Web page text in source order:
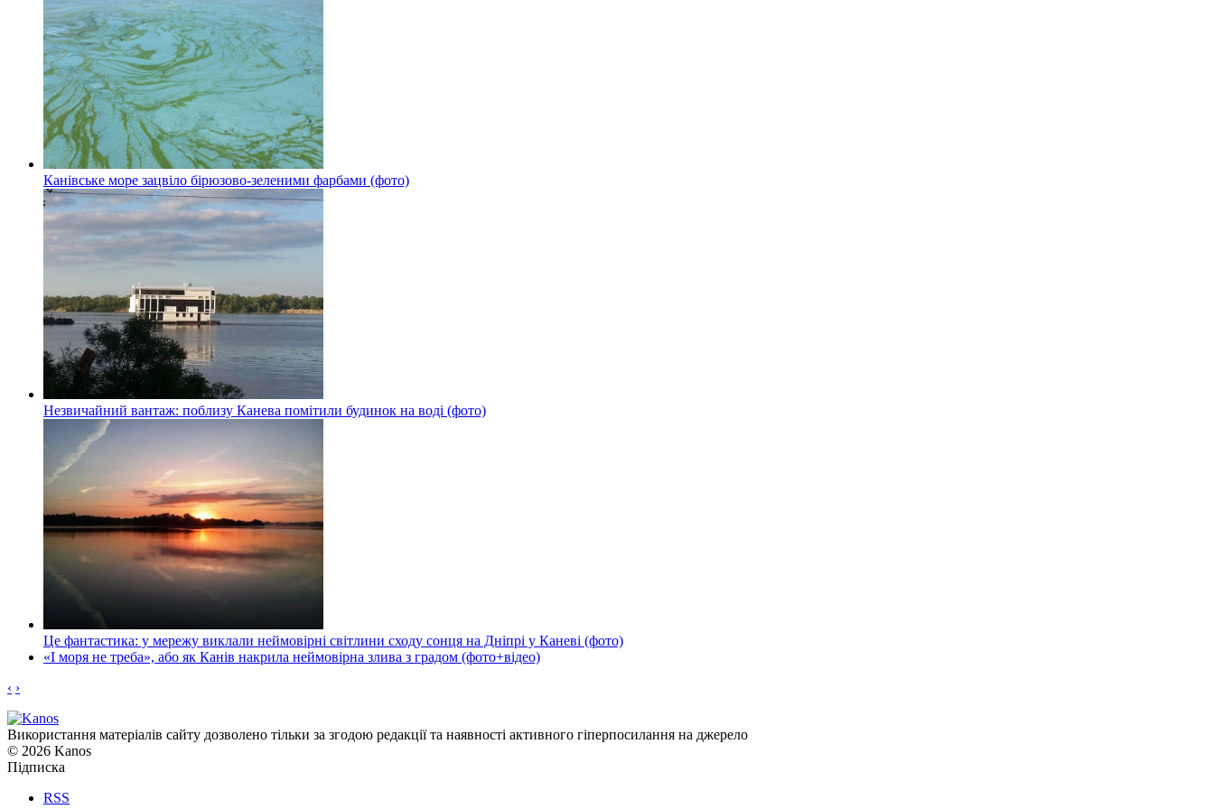
Канівське море зацвіло бірюзово-зеленими фарбами (фото)
Незвичайний вантаж: поблизу Канева помітили будинок на воді (фото)
Це фантастика: у мережу виклали неймовірні світлини сходу сонця на Дніпрі у Каневі (фото)
«І моря не треба», або як Канів накрила неймовірна злива з градом (фото+відео)
‹ ›
Використання матеріалів сайту дозволено тільки за згодою редакції та наявності активного гіперпосилання на джерело
© 2026 Kanos
Підписка
RSS